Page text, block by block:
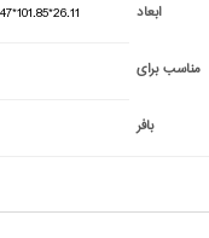
ابعاد 26.11*101.85*147 میلیمتر
مناسب برای
بافر